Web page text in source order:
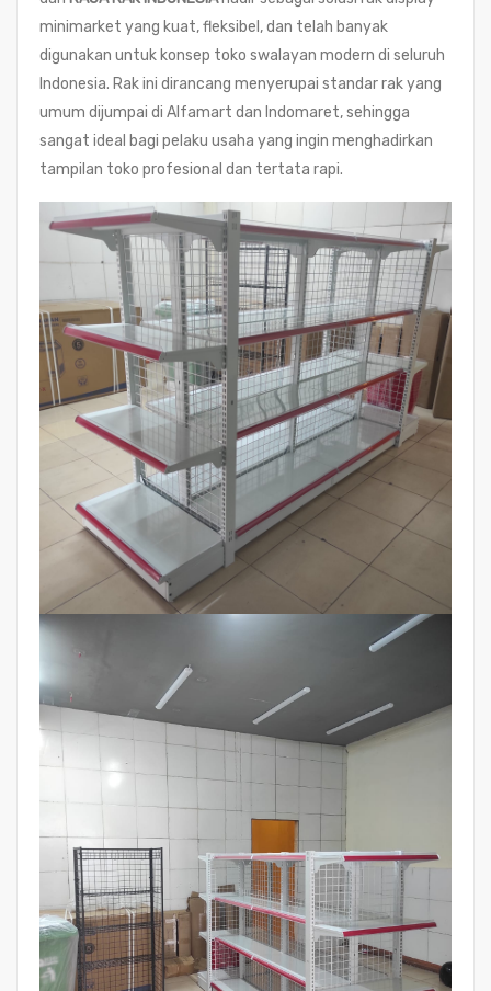
minimarket yang kuat, fleksibel, dan telah banyak
digunakan untuk konsep toko swalayan modern di seluruh
Indonesia. Rak ini dirancang menyerupai standar rak yang
umum dijumpai di Alfamart dan Indomaret, sehingga
sangat ideal bagi pelaku usaha yang ingin menghadirkan
tampilan toko profesional dan tertata rapi.